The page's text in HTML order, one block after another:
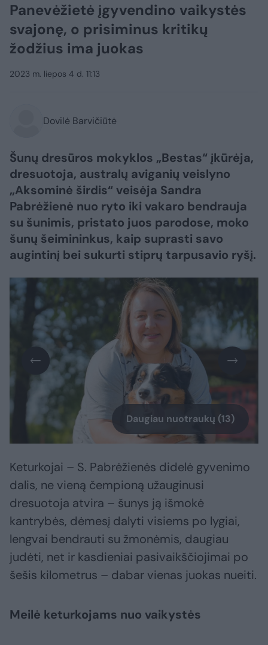
Panevėžietė įgyvendino vaikystės
svajonę, o prisiminus kritikų
žodžius ima juokas
2023 m. liepos 4 d. 11:13
Dovilė Barvičiūtė
Šunų dresūros mokyklos „Bestas“ įkūrėja,
dresuotoja, australų aviganių veislyno
„Aksominė širdis“ veisėja Sandra
Pabrėžienė nuo ryto iki vakaro bendrauja
su šunimis, pristato juos parodose, moko
šunų šeimininkus, kaip suprasti savo
augintinį bei sukurti stiprų tarpusavio ryšį.
Daugiau nuotraukų (13)
Keturkojai – S. Pabrėžienės didelė gyvenimo
dalis, ne vieną čempioną užauginusi
dresuotoja atvira – šunys ją išmokė
kantrybės, dėmesį dalyti visiems po lygiai,
lengvai bendrauti su žmonėmis, daugiau
judėti, net ir kasdieniai pasivaikščiojimai po
šešis kilometrus – dabar vienas juokas nueiti.
Meilė keturkojams nuo vaikystės